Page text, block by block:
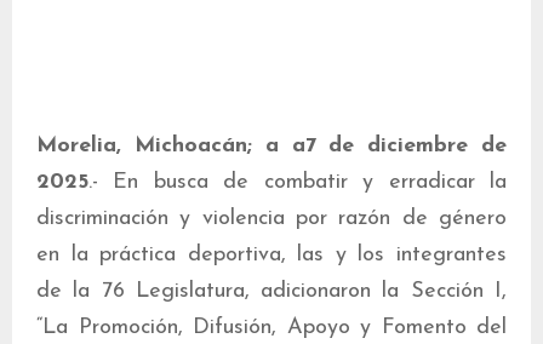
Morelia, Michoacán; a a7 de diciembre de
2025.- En busca de combatir y erradicar la
discriminación y violencia por razón de género
en la práctica deportiva, las y los integrantes
de la 76 Legislatura, adicionaron la Sección I,
“La Promoción, Difusión, Apoyo y Fomento del